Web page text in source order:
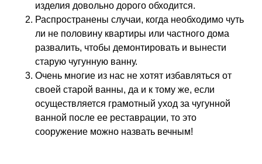
изделия довольно дорого обходится.
Распространены случаи, когда необходимо чуть
ли не половину квартиры или частного дома
развалить, чтобы демонтировать и вынести
старую чугунную ванну.
Очень многие из нас не хотят избавляться от
своей старой ванны, да и к тому же, если
осуществляется грамотный уход за чугунной
ванной после ее реставрации, то это
сооружение можно назвать вечным!